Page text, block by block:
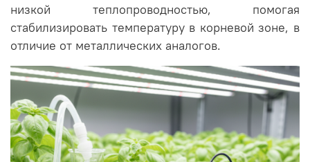
низкой теплопроводностью, помогая
стабилизировать температуру в корневой зоне, в
отличие от металлических аналогов.